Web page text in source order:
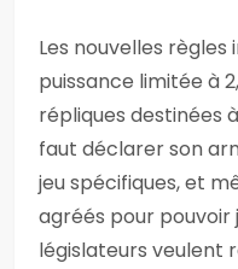
Les nouvelles
puissance limitée à
répliques destinées
faut déclarer son
jeu spécifiques, et
agréés pour pouvoir
législateurs veulent